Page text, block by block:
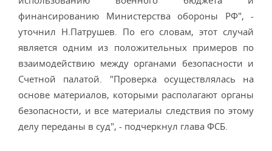
финансированию Министерства обороны РФ", -
уточнил Н.Патрушев. По его словам, этот случай
является одним из положительных примеров по
взаимодействию между органами безопасности и
Счетной палатой. "Проверка осуществлялась на
основе материалов, которыми располагают органы
безопасности, и все материалы следствия по этому
делу переданы в суд", - подчеркнул глава ФСБ.